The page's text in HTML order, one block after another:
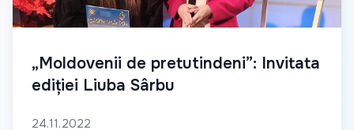
„Moldovenii de pretutindeni”: Invitata
ediției Liuba Sârbu
24.11.2022